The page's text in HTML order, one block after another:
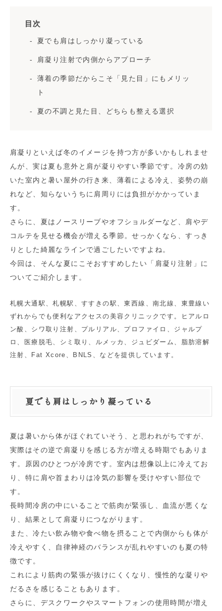
目次
夏でも肩はしっかり凝っている
肩凝り注射で内側からアプローチ
薄着の季節だからこそ「見た目」にもメリッ
ト
夏の不調と見た目、どちらも整える選択
肩凝りといえば冬のイメージを持つ方が多いかもしれませ
んが、実は夏も意外と肩が凝りやすい季節です。冷房の効
いた室内と暑い屋外の行き来、薄着による冷え、姿勢の崩
れなど、知らないうちに肩周りには負担がかかっていま
す。
さらに、夏はノースリーブやオフショルダーなど、肩やデ
コルテを見せる機会が増える季節。せっかくなら、すっき
りとした綺麗なラインで過ごしたいですよね。
今回は、そんな夏にこそおすすめしたい「肩凝り注射」に
ついてご紹介します。
札幌大通駅、札幌駅、すすきの駅、東西線、南北線、東豊線い
ずれからでも便利なアクセスの美容クリニックです。ヒアルロ
ン酸、シワ取り注射、プルリアル、プロファイロ、ジャルプ
ロ、医療脱毛、シミ取り、ルメッカ、ジュビダーム、脂肪溶解
注射、Fat Xcore、BNLS、などを提供しています。
夏でも肩はしっかり凝っている
夏は暑いから体がほぐれていそう、と思われがちですが、
実際はその逆で肩凝りを感じる方が増える時期でもありま
す。原因のひとつが冷房です。室内は想像以上に冷えてお
り、特に肩や首まわりは冷気の影響を受けやすい部位で
す。
長時間冷房の中にいることで筋肉が緊張し、血流が悪くな
り、結果として肩凝りにつながります。
また、冷たい飲み物や食べ物を摂ることで内側からも体が
冷えやすく、自律神経のバランスが乱れやすいのも夏の特
徴です。
これにより筋肉の緊張が抜けにくくなり、慢性的な凝りや
だるさを感じることもあります。
さらに、デスクワークやスマートフォンの使用時間が増え